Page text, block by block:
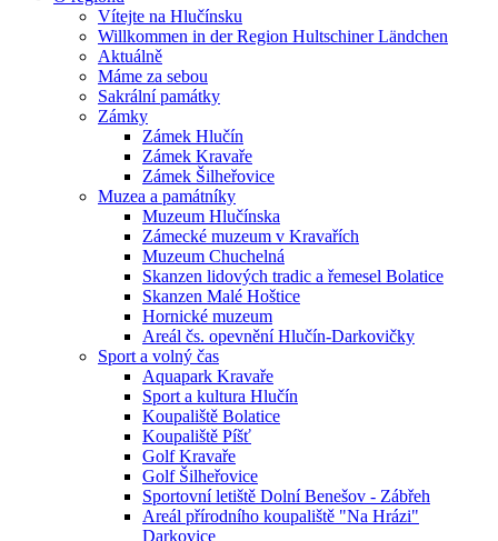
Vítejte na Hlučínsku
Willkommen in der Region Hultschiner Ländchen
Aktuálně
Máme za sebou
Sakrální památky
Zámky
Zámek Hlučín
Zámek Kravaře
Zámek Šilheřovice
Muzea a památníky
Muzeum Hlučínska
Zámecké muzeum v Kravařích
Muzeum Chuchelná
Skanzen lidových tradic a řemesel Bolatice
Skanzen Malé Hoštice
Hornické muzeum
Areál čs. opevnění Hlučín-Darkovičky
Sport a volný čas
Aquapark Kravaře
Sport a kultura Hlučín
Koupaliště Bolatice
Koupaliště Píšť
Golf Kravaře
Golf Šilheřovice
Sportovní letiště Dolní Benešov - Zábřeh
Areál přírodního koupaliště "Na Hrázi"
Darkovice